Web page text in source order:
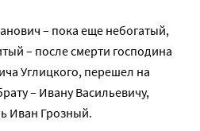
– пока еще небогатый,
– после смерти господина
Углицкого, перешел на
– Ивану Васильевичу,
Иван Грозный.